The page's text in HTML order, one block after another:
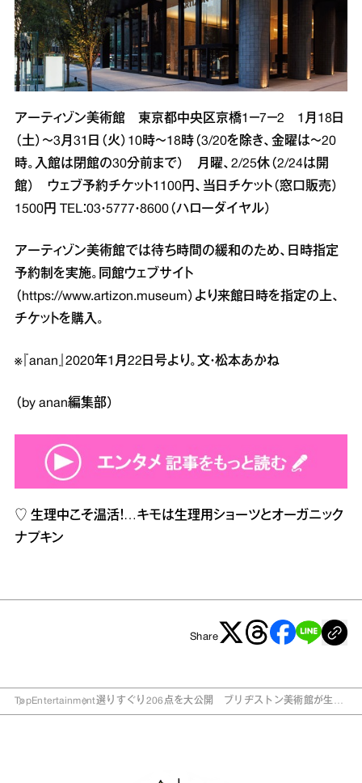
アーティゾン美術館 東京都中央区京橋1－7－2 1月18日
（土）～3月31日（火）10時～18時（3/20を除き、金曜は～20
時。入館は閉館の30分前まで） 月曜、2/25休（2/24は開
館） ウェブ予約チケット1100円、当日チケット（窓口販売）
1500円 TEL：03・5777・8600（ハローダイヤル）
アーティゾン美術館では待ち時間の緩和のため、日時指定
予約制を実施。同館ウェブサイト
（ https://www.artizon.museum ）より来館日時を指定の上、
チケットを購入。
※『anan』2020年1月22日号より。文・松本あかね
（by anan編集部）
♡ 生理中こそ温活！…キモは生理用ショーツとオーガニック
ナプキン
Share
TopEntertainment選りすぐり206点を大公開 ブリヂストン美術館が生ま